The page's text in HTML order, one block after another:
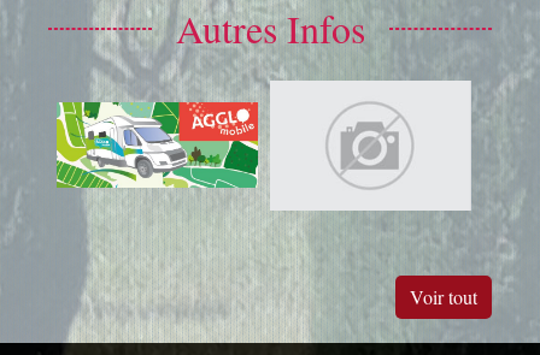
Autres Infos
Voir tout